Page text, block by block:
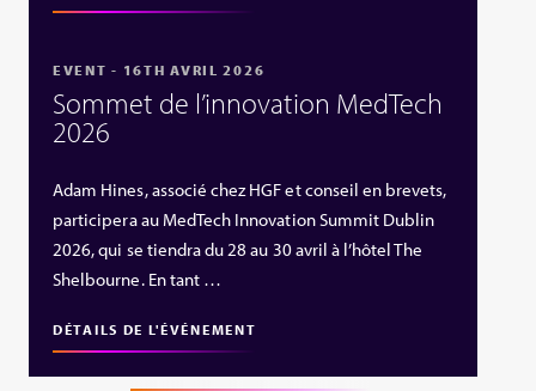
EVENT - 16TH AVRIL 2026
Sommet de l’innovation MedTech
2026
Adam Hines, associé chez HGF et conseil en brevets,
participera au MedTech Innovation Summit Dublin
2026, qui se tiendra du 28 au 30 avril à l’hôtel The
Shelbourne. En tant …
DÉTAILS DE L'ÉVÉNEMENT